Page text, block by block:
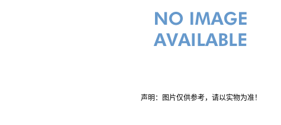
声明：图片仅供参考，请以实物为准！